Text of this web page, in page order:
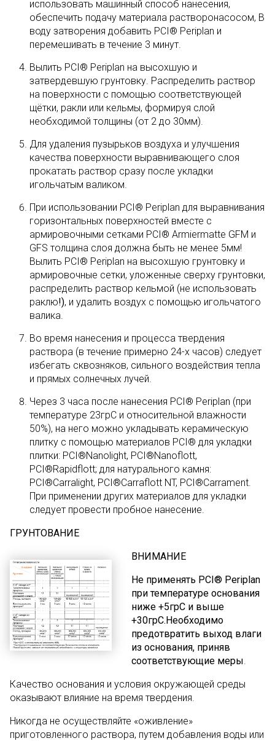
использовать машинный способ нанесения,
обеспечить подачу материала растворонасосом, В
воду затворения добавить PCI® Periplan и
перемешивать в течение 3 минут.
Вылить PCI® Periplan на высохшую и
затвердевшую грунтовку. Распределить раствор
на поверхности с помощью соответствующей
щётки, ракли или кельмы, формируя слой
необходимой толщины (от 2 до 30мм).
Для удаления пузырьков воздуха и улучшения
качества поверхности выравнивающего слоя
прокатать раствор сразу после укладки
игольчатым валиком.
При использовании PCI® Periplan для выравнивания
горизонтальных поверхностей вместе с
армировочными сетками PCI® Armiermatte GFM и
GFS толщина слоя должна быть не менее 5мм!
Вылить PCI® Periplan на высохшую грунтовку и
армировочные сетки, уложенные сверху грунтовки,
распределить раствор кельмой (не использовать
раклю!), и удалить воздух с помощью игольчатого
валика.
Во время нанесения и процесса твердения
раствора (в течение примерно 24-х часов) следует
избегать сквозняков, сильного воздействия тепла
и прямых солнечных лучей.
Через 3 часа после нанесения PCI® Periplan (при
температуре 23грC и относительной влажности
50%), на него можно укладывать керамическую
плитку с помощью материалов PCI® для укладки
плитки: PCI®Nanolight, PCI®Nanoflott,
PCI®Rapidflott; для натурального камня:
PCI®Carralight, PCI®Carraflott NT, PCI®Carrament.
При применении других материалов для укладки
следует провести пробное нанесение.
ГРУНТОВАНИЕ
ВНИМАНИЕ
Не применять PCI® Periplan
при температуре основания
ниже +5грC и выше
+30грC.Необходимо
предотвратить выход влаги
из основания, приняв
соответствующие меры.
Качество основания и условия окружающей среды
оказывают влияние на время твердения.
Никогда не осуществляйте «оживление»
приготовленного раствора, путем добавления воды или